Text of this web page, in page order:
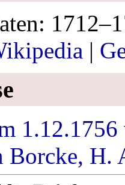
|
1.12.1756
Borcke, H.